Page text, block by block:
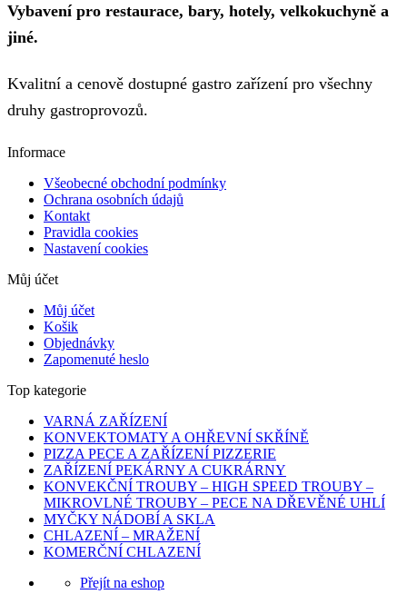
Vybavení pro restaurace, bary, hotely, velkokuchyně a
jiné.
Kvalitní a cenově dostupné gastro zařízení pro všechny
druhy gastroprovozů.
Informace
Všeobecné obchodní podmínky
Ochrana osobních údajů
Kontakt
Pravidla cookies
Nastavení cookies
Můj účet
Můj účet
Košik
Objednávky
Zapomenuté heslo
Top kategorie
VARNÁ ZAŘÍZENÍ
KONVEKTOMATY A OHŘEVNÍ SKŘÍNĚ
PIZZA PECE A ZAŘÍZENÍ PIZZERIE
ZAŘÍZENÍ PEKÁRNY A CUKRÁRNY
KONVEKČNÍ TROUBY – HIGH SPEED TROUBY –
MIKROVLNÉ TROUBY – PECE NA DŘEVĚNÉ UHLÍ
MYČKY NÁDOBÍ A SKLA
CHLAZENÍ – MRAŽENÍ
KOMERČNÍ CHLAZENÍ
Přejít na eshop